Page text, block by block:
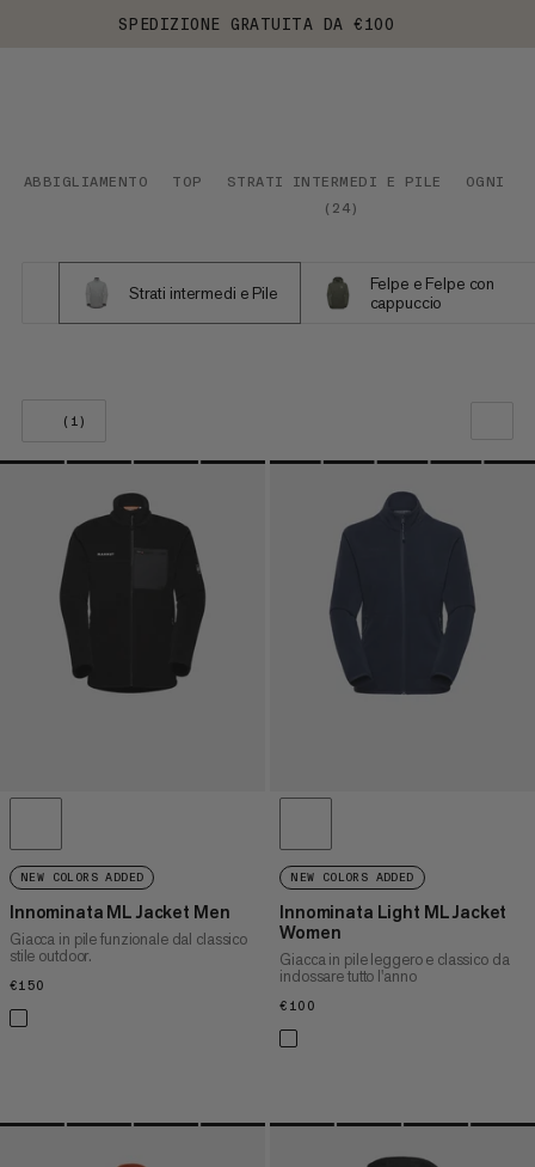
SPEDIZIONE GRATUITA DA €100
ABBIGLIAMENTO TOP STRATI INTERMEDI E PILE
OGNI
( 24)
Strati intermedi e Pile
Felpe e Felpe con
cappuccio
(1)
LA NOSTRA RACCOMANDAZIONE
PREZZO BASSO AD ALTO
PREZZO ALTO A BASSO
COSA C'È DI NUOVO
VALUTAZIONE
NEW COLORS ADDED
Innominata ML Jacket Men
Giacca in pile funzionale dal classico
stile outdoor.
€150
NEW COLORS ADDED
Innominata Light ML Jacket
Women
Giacca in pile leggero e classico da
indossare tutto l'anno
€100